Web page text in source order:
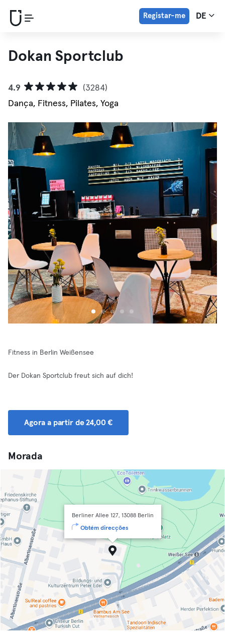
Registar-me DE
Dokan Sportclub
4.9
(3284)
Dança, Fitness, Pilates, Yoga
Fitness in Berlin Weißensee
Der Dokan Sportclub freut sich auf dich!
Agora a partir de 24,00 €
Morada
Berliner Allee 127, 13088 Berlin
Obtém direcções